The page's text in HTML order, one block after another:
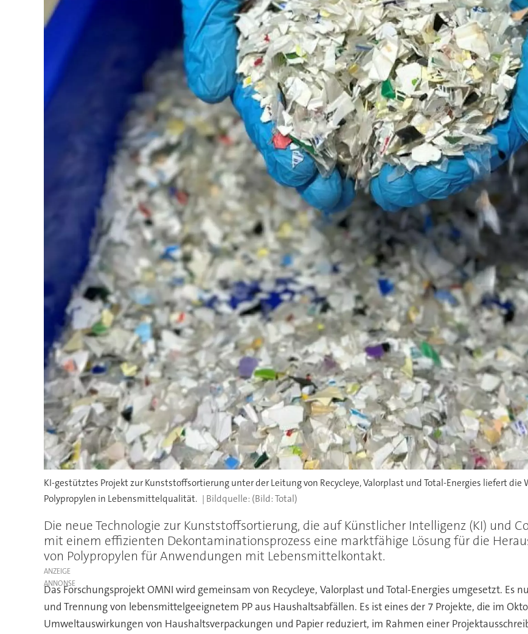
KI-gestütztes Projekt zur Kunststoffsortierung unter der Leitung von Recycleye, Valorplast und Total-Energies liefert
Polypropylen in Lebensmittelqualität.
(Bild: Total)
Die neue Technologie zur Kunststoffsortierung, die auf Künstlicher Intelligenz (KI) und
mit einem effizienten Dekontaminationsprozess eine marktfähige Lösung für die
von Polypropylen für Anwendungen mit Lebensmittelkontakt.
ANZEIGE
Das Forschungsprojekt OMNI wird gemeinsam von Recycleye, Valorplast und Total-Energies umgesetzt.
und Trennung von lebensmittelgeeignetem PP aus Haushaltsabfällen. Es ist eines der 7 Projekte, die im
Umweltauswirkungen von Haushaltsverpackungen und Papier reduziert, im Rahmen einer